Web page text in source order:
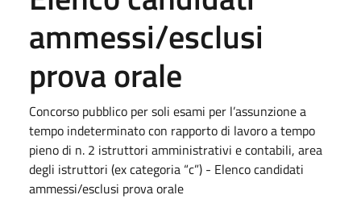
ammessi/esclusi
prova orale
Concorso pubblico per soli esami per l’assunzione a
tempo indeterminato con rapporto di lavoro a tempo
pieno di n. 2 istruttori amministrativi e contabili, area
degli istruttori (ex categoria “c”) - Elenco candidati
ammessi/esclusi prova orale